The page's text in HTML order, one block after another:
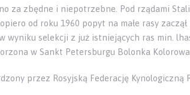
za zbędne i niepotrzebne. Pod rządami
od roku 1960 popyt na małe rasy
wyniku selekcji z już istniejących ras min.
w Sankt Petersburgu Bolonka Kolorowa.
przez Rosyjską Federację Kynologiczną